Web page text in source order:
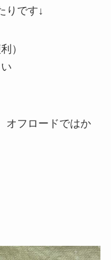
りです↓
）
オフロードではか